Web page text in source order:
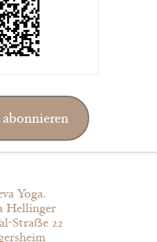
Yoga.
Hellinger
Straẞe 22